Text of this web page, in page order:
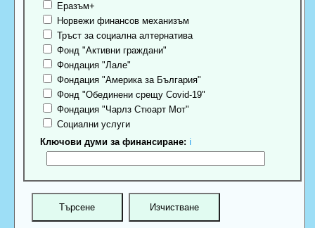
Еразъм+
Норвежи финансов механизъм
Тръст за социална алтернатива
Фонд "Активни граждани"
Фондация "Лале"
Фондация "Америка за България"
Фонд "Обединени срещу Covid-19"
Фондация "Чарлз Стюарт Мот"
Социални услуги
Ключови думи за финансиране: ℹ